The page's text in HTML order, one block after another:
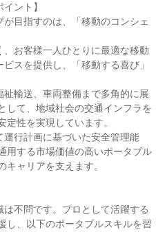
ント】
目指すのは、「移動のコンシェ
お客様一人ひとりに最適な移動
スを提供し、「移動する喜び」
輸送、車両整備まで多角的に展
して、地域社会の交通インフラを
性を実現しています。
行計画に基づいた安全管理能
用する市場価値の高いポータブル
キャリアを支えます。
不問です。プロとして活躍する
し、以下のポータブルスキルを習